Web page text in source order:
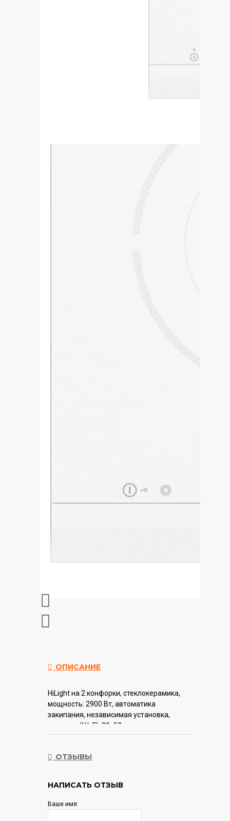
ОПИСАНИЕ
HiLight на 2 конфорки, cтеклокерамика,
мощность: 2900 Вт, автоматика
закипания, независимая установка,
размеры (ШхГ): 30x52 см
ОТЗЫВЫ
НАПИСАТЬ ОТЗЫВ
Ваше имя: